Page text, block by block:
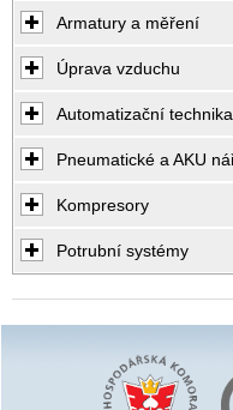
Armatury a měření
Úprava vzduchu
Automatizační technika
Pneumatické a AKU
Kompresory
Potrubní systémy